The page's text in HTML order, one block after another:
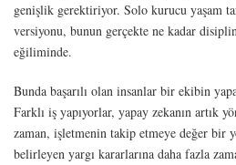
genişlik gerektiriyor. Solo kurucu yaşam
versiyonu, bunun gerçekte ne kadar
eğiliminde.
Bunda başarılı olan insanlar bir ekibin
Farklı iş yapıyorlar, yapay zekanın artık
zaman, işletmenin takip etmeye değer bir
belirleyen yargı kararlarına daha fazla